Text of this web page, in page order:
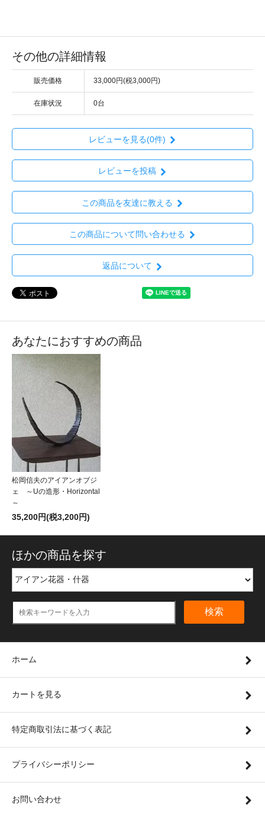
その他の詳細情報
販売価格 33,000円(税3,000円)
在庫状況 0台
レビューを見る(0件)
レビューを投稿
この商品を友達に教える
この商品について問い合わせる
返品について
あなたにおすすめの商品
松岡信夫のアイアンオブジ
ェ ～Uの造形・Horizontal
～
35,200円(税3,200円)
ほかの商品を探す
検索
ホーム
カートを見る
特定商取引法に基づく表記
プライバシーポリシー
お問い合わせ